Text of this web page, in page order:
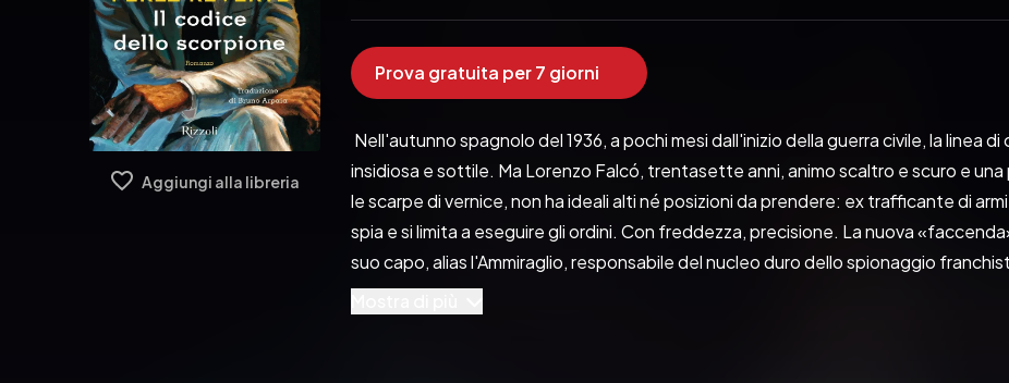
Aggiungi alla libreria
Prova gratuita per 7 giorni
Nell'autunno spagnolo del 1936, a pochi mesi dall'inizio della guerra civile, la linea
insidiosa e sottile. Ma Lorenzo Falcó, trentasette anni, animo scaltro e scuro e
le scarpe di vernice, non ha ideali alti né posizioni da prendere: ex trafficante di
spia e si limita a eseguire gli ordini. Con freddezza, precisione. La nuova
suo capo, alias l'Ammiraglio, responsabile del nucleo duro dello spionaggio
potrebbe cambiare il corso della storia del Paese. Questa, infatti, è un'Europa
perdere la vita o tradire, per un'idea o per molto meno, non è un'anomalia. Ad